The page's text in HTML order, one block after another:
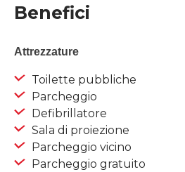
Benefici
Attrezzature
Toilette pubbliche
Parcheggio
Defibrillatore
Sala di proiezione
Parcheggio vicino
Parcheggio gratuito